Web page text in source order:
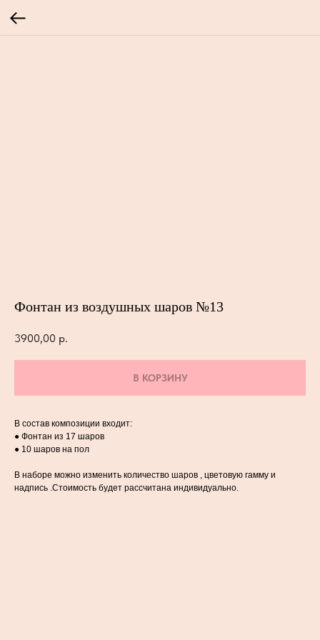
Фонтан из воздушных шаров №13
3900,00 р.
В КОРЗИНУ
В состав композиции входит:
● Фонтан из 17 шаров
● 10 шаров на пол
В наборе можно изменить количество шаров , цветовую гамму и
надпись .Стоимость будет рассчитана индивидуально.